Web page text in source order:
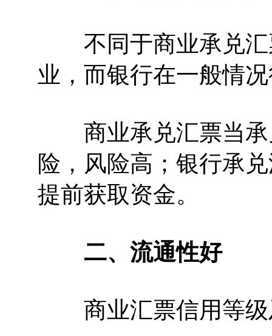
不同于商业承兑汇
业，而银行在一般情
商业承兑汇票当承
险，风险高；银行承
提前获取资金。
二、流通性好
商业汇票信用等级